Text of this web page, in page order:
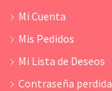
Mi Cuenta
Mis Pedidos
Mi Lista de Deseos
Contraseña perdida